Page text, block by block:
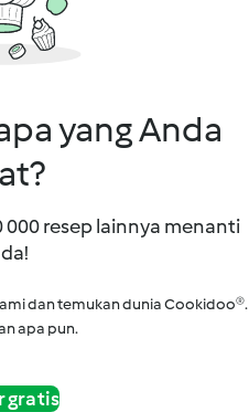
yang Anda
000 resep lainnya menanti
dan temukan dunia Cookidoo®.
apa pun.
gratis